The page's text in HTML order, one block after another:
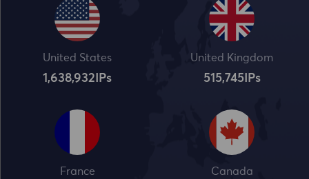
United States
1,638,932 IPs
United Kingdom
515,745IPs
France Canada